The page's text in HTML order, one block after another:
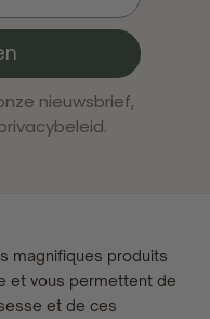
nieuwsbrief,
magnifiques produits
et vous permettent de
et de ces